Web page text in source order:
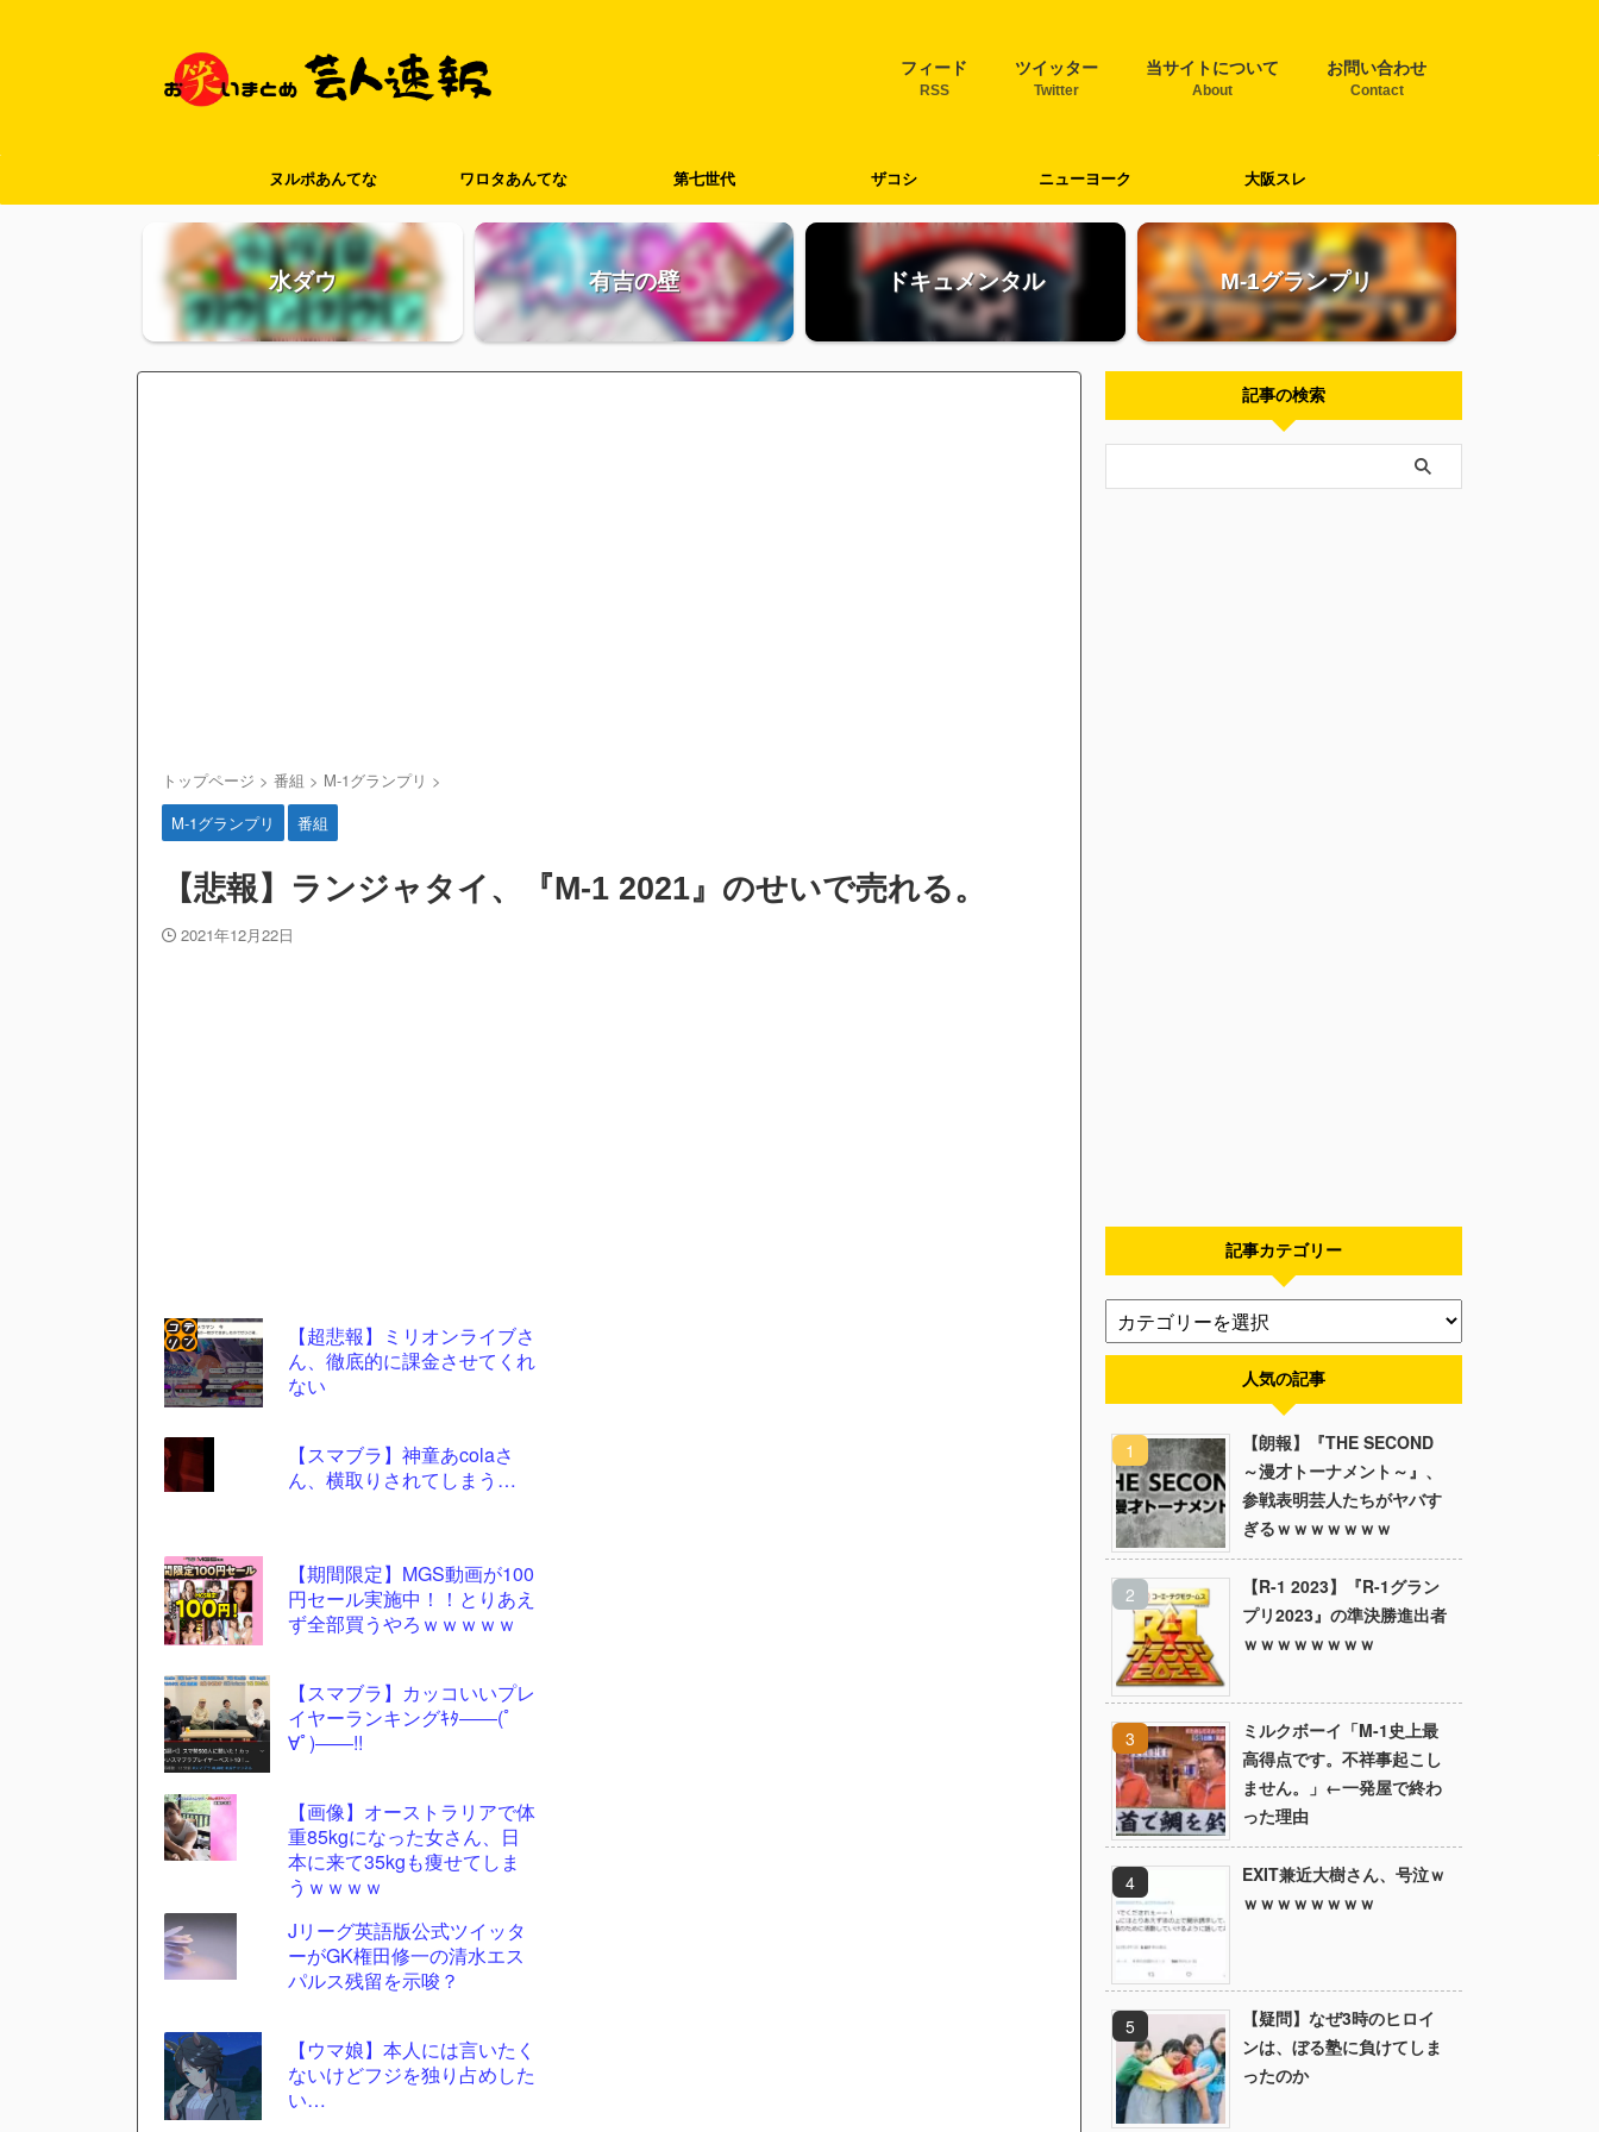
フィード
RSS
ツイッター
Twitter
当サイトについて
About
お問い合わせ
Contact
ヌルポあんてな ワロタあんてな 第七世代 ザコシ ニューヨーク 大阪スレ
水ダウ 有吉の壁 ドキュメンタル M-1グランプリ
トップページ > 番組 > M-1グランプリ >
M-1グランプリ
番組
【悲報】ランジャタイ、『M-1 2021』のせいで売れる。
2021年12月22日
【超悲報】ミリオンライブさ
ん、徹底的に課金させてくれ
ない
【スマブラ】神童あcolaさ
ん、横取りされてしまう…
【期間限定】MGS動画が100
円セール実施中！！とりあえ
ず全部買うやろｗｗｗｗｗ
【スマブラ】カッコいいプレ
イヤーランキングｷﾀ――(ﾟ
∀ﾟ)――!!
【画像】オーストラリアで体
重85kgになった女さん、日
本に来て35kgも痩せてしま
うｗｗｗｗ
Jリーグ英語版公式ツイッタ
ーがGK権田修一の清水エス
パルス残留を示唆？
【ウマ娘】本人には言いたく
ないけどフジを独り占めした
い…
コテ
リン
- 固
定リ
更新
ツー
ル
記事の検索
記事カテゴリー
人気の記事
【朗報】『THE SECOND
～漫才トーナメント～』、
参戦表明芸人たちがヤバす
ぎるｗｗｗｗｗｗｗ
【R-1 2023】『R-1グラン
プリ2023』の準決勝進出者
ｗｗｗｗｗｗｗｗ
ミルクボーイ「M-1史上最
高得点です。不祥事起こし
ません。」←一発屋で終わ
った理由
EXIT兼近大樹さん、号泣ｗ
ｗｗｗｗｗｗｗｗ
【疑問】なぜ3時のヒロイ
ンは、ぼる塾に負けてしま
ったのか